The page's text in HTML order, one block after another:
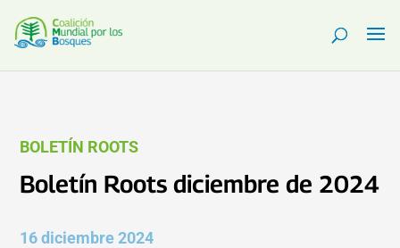
BOLETÍN ROOTS
Boletín Roots diciembre de 2024
16 diciembre 2024